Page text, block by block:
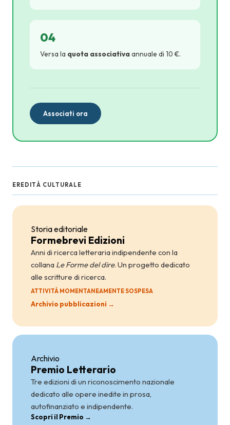
04
Versa la quota associativaannuale di 10 €.
Associati ora
EREDITÀ CULTURALE
Storia editoriale
Formebrevi Edizioni
Anni di ricerca letteraria indipendente con la
collana Le Forme del dire. Un progetto dedicato
alle scritture di ricerca.
ATTIVITÀ MOMENTANEAMENTE SOSPESA
Archivio pubblicazioni →
Archivio
Premio Letterario
Tre edizioni di un riconoscimento nazionale
dedicato alle opere inedite in prosa,
autofinanziato e indipendente.
Scopri il Premio →